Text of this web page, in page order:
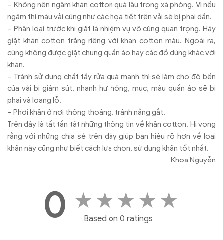
– Không nên ngâm khăn cotton quá lâu trong xà phòng. Vì nếu
ngâm thì màu vải cũng như các họa tiết trên vải sẽ bị phai dần.
– Phân loại trước khi giặt là nhiệm vụ vô cùng quan trọng. Hãy
giặt khăn cotton trắng riêng với khăn cotton màu. Ngoài ra,
cũng không được giặt chung quần áo hay các đồ dùng khác với
khăn.
– Tránh sử dụng chất tẩy rửa quá mạnh thì sẽ làm cho độ bền
của vải bị giảm sút, nhanh hư hỏng, mục, màu quần áo sẽ bị
phai và loang lỗ.
– Phơi khăn ở nơi thông thoáng, tránh nắng gắt.
Trên đây là tất tần tật những thông tin về khăn cotton. Hi vọng
rằng với những chia sẻ trên đây giúp bạn hiệu rõ hơn về loại
khăn này cũng như biết cách lựa chọn, sử dụng khăn tốt nhất.
Khoa Nguyễn
0 ★ ★ ★ ★ ★
Based on 0 ratings